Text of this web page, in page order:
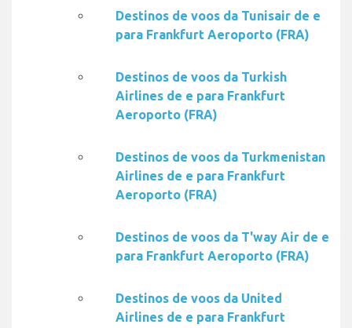
Destinos de voos da Tunisair de e
para Frankfurt Aeroporto (FRA)
Destinos de voos da Turkish
Airlines de e para Frankfurt
Aeroporto (FRA)
Destinos de voos da Turkmenistan
Airlines de e para Frankfurt
Aeroporto (FRA)
Destinos de voos da T'way Air de e
para Frankfurt Aeroporto (FRA)
Destinos de voos da United
Airlines de e para Frankfurt